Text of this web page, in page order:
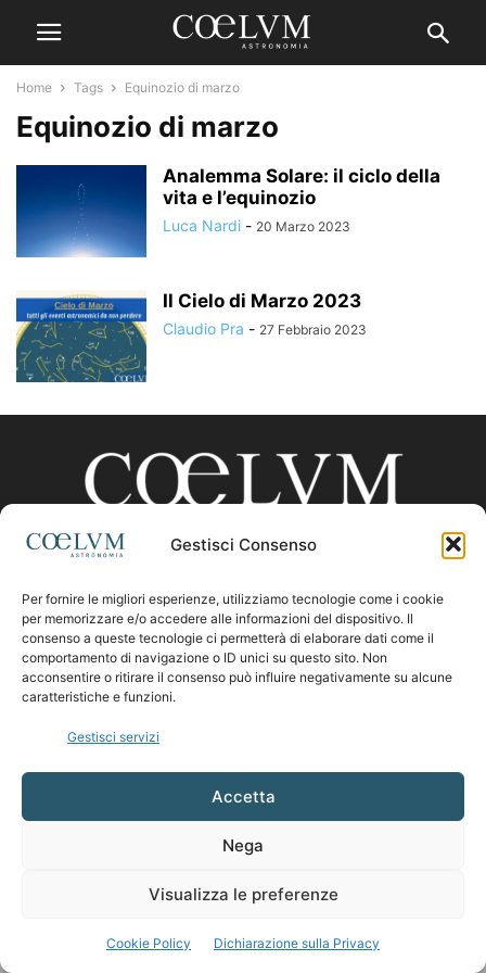
Gestisci Consenso
Per fornire le migliori esperienze, utilizziamo tecnologie come i cookie
per memorizzare e/o accedere alle informazioni del dispositivo. Il
consenso a queste tecnologie ci permetterà di elaborare dati come il
comportamento di navigazione o ID unici su questo sito. Non
acconsentire o ritirare il consenso può influire negativamente su alcune
caratteristiche e funzioni.
Gestisci servizi
Accetta
Nega
Visualizza le preferenze
Cookie Policy Dichiarazione sulla Privacy
Home Tags Equinozio di marzo
Equinozio di marzo
Analemma Solare: il ciclo della
vita e l’equinozio
Luca Nardi - 20 Marzo 2023
Il Cielo di Marzo 2023
Claudio Pra - 27 Febbraio 2023
CHI SIAMO
Contattaci:coelumastro@coelum.com